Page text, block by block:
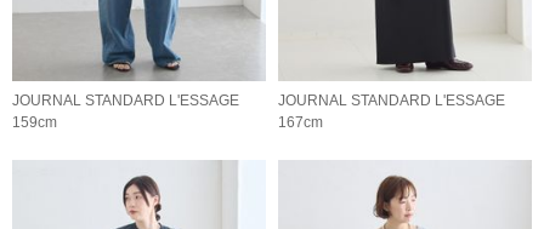
JOURNAL STANDARD L'ESSAGE
159cm
JOURNAL STANDARD L'ESSAGE
167cm